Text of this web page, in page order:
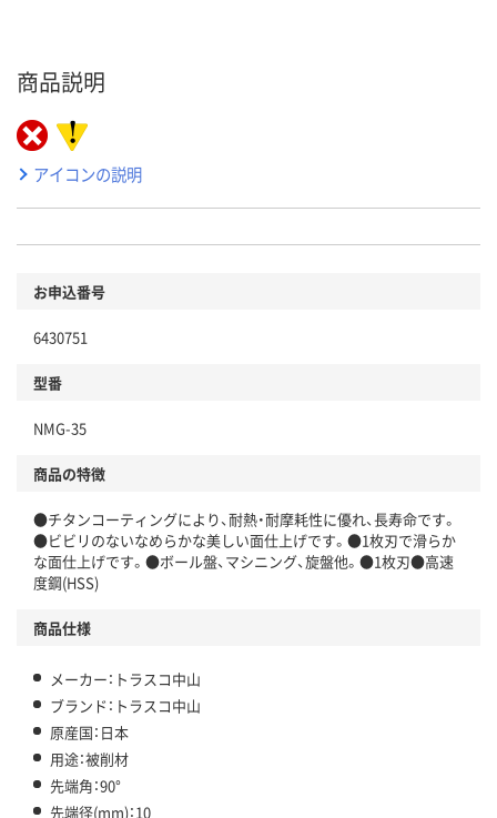
商品説明
アイコンの説明
お申込番号
6430751
型番
NMG-35
商品の特徴
●チタンコーティングにより、耐熱・耐摩耗性に優れ、長寿命です。
●ビビリのないなめらかな美しい面仕上げです。●1枚刃で滑らか
な面仕上げです。●ボール盤、マシニング、旋盤他。●1枚刃●高速
度鋼(HSS)
商品仕様
メーカー：トラスコ中山
ブランド：トラスコ中山
原産国：日本
用途：被削材
先端角：90°
先端径(mm)：10